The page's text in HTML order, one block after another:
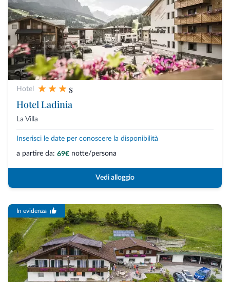
Hotel
s
Hotel Ladinia
La Villa
Inserisci le date per conoscere la disponibilità
a partire da: 69€ notte/persona
Vedi alloggio
In evidenza